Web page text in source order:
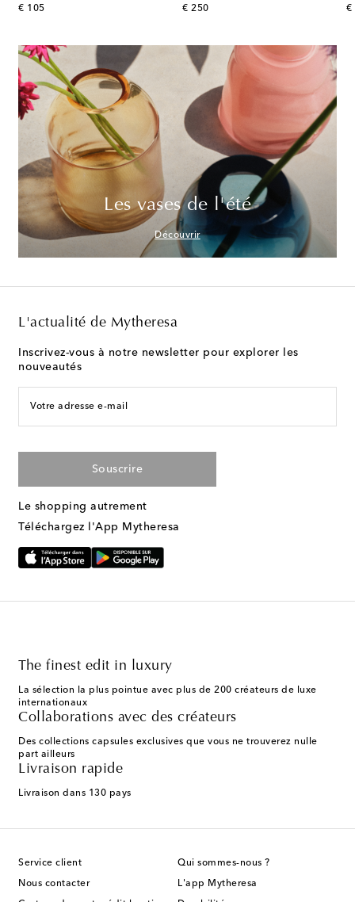
€ 105
original price
€ 250
original price €
Les vases de l'été
Découvrir
L'actualité de Mytheresa
Inscrivez-vous à notre newsletter pour explorer les
nouveautés
Votre adresse e-mail
Souscrire
Le shopping autrement
Téléchargez l'App Mytheresa
The finest edit in luxury
La sélection la plus pointue avec plus de 200 créateurs de luxe
internationaux
Collaborations avec des créateurs
Des collections capsules exclusives que vous ne trouverez nulle
part ailleurs
Livraison rapide
Livraison dans 130 pays
Service client
Nous contacter
Qui sommes-nous ?
L'app Mytheresa